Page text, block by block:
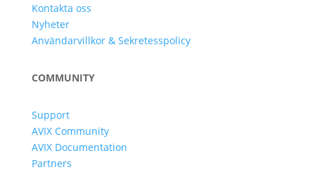
Kontakta oss
Nyheter
Användarvillkor & Sekretesspolicy
COMMUNITY
Support
AVIX Community
AVIX Documentation
Partners